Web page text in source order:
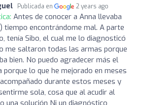
Publicada en 2 years ago
Antes de conocer a Anna llevaba
tiempo encontrándome mal. A parte
tenía Sibo, el cual me lo diagnosticó
me saltaron todas las armas porque
bien. No puedo agradecer más el
porque lo que he mejorado en meses
durante estos meses y
sola, cosa que al acudir al
una solución Ni un diagnóstico